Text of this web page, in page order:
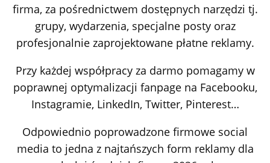
firma, za pośrednictwem dostępnych narzędzi tj.
grupy, wydarzenia, specjalne posty oraz
profesjonalnie zaprojektowane płatne reklamy.
Przy każdej współpracy za darmo pomagamy w
poprawnej optymalizacji fanpage na Facebooku,
Instagramie, LinkedIn, Twitter, Pinterest…
Odpowiednio poprowadzone firmowe social
media to jedna z najtańszych form reklamy dla